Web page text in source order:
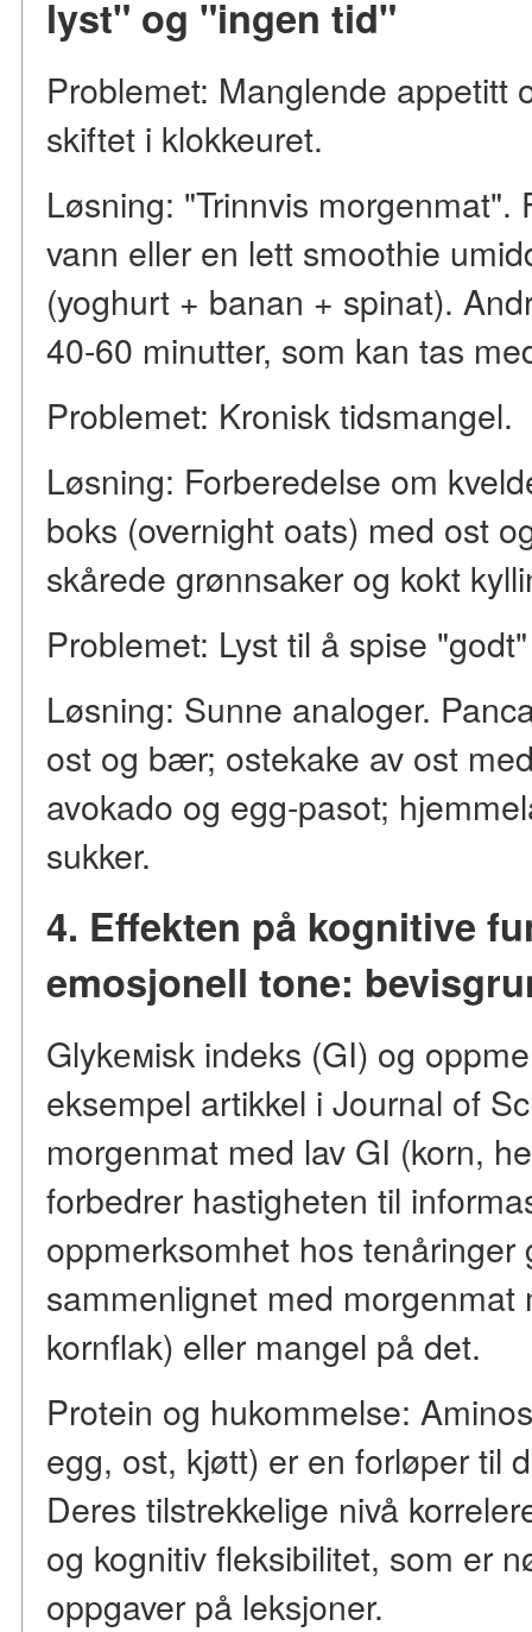
lyst" og "ingen tid"
Problemet: Manglende appetitt
skiftet i klokkeuret.
Løsning: "Trinnvis morgenmat".
vann eller en lett smoothie
(yoghurt + banan + spinat).
40-60 minutter, som kan tas
Problemet: Kronisk tidsmangel.
Løsning: Forberedelse om
boks (overnight oats) med ost
skårede grønnsaker og kokt
Problemet: Lyst til å spise
Løsning: Sunne analoger.
ost og bær; ostekake av ost
avokado og egg-pasot;
sukker.
4. Effekten på kognitive
emosjonell tone:
Glykемisk indeks (GI) og
eksempel artikkel i Journal of
morgenmat med lav GI (korn,
forbedrer hastigheten til
oppmerksomhet hos
sammenlignet med morgenmat
kornflak) eller mangel på det.
Protein og hukommelse:
egg, ost, kjøtt) er en forløper til
Deres tilstrekkelige nivå
og kognitiv fleksibilitet, som er
oppgaver på leksjoner.